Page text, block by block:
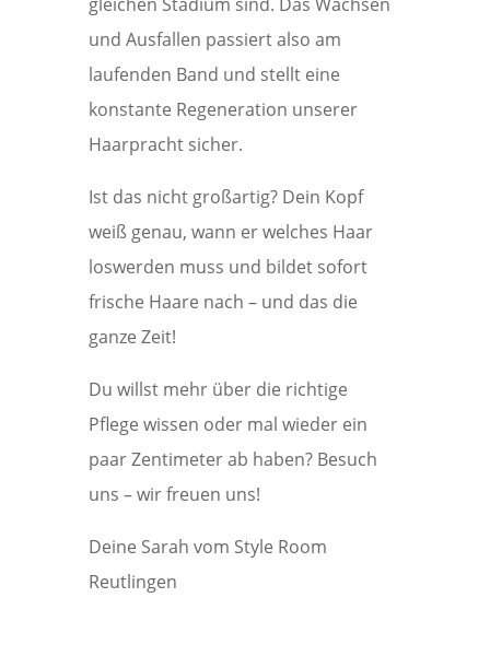
und Ausfallen passiert also am
laufenden Band und stellt eine
konstante Regeneration unserer
Haarpracht sicher.
Ist das nicht großartig? Dein Kopf
weiß genau, wann er welches Haar
loswerden muss und bildet sofort
frische Haare nach – und das die
ganze Zeit!
Du willst mehr über die richtige
Pflege wissen oder mal wieder ein
paar Zentimeter ab haben? Besuch
uns – wir freuen uns!
Deine Sarah vom Style Room
Reutlingen